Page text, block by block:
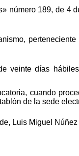
número 189, de 4
veinte días
cuando
de la sede
Luis Miguel Núñez